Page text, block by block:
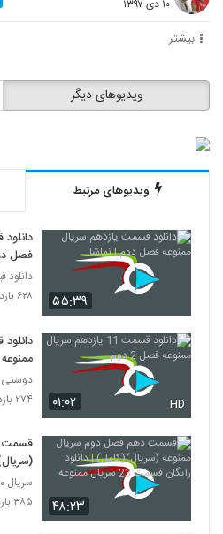
۱۰ دی ۱۳۹۷
بیشتر
ویدیوهای دیگر
ویدیوهای مرتبط
۵۵:۳۹
فصل
دانلود
۶۲۸ بازدید
۰۱:۰۲ HD
ممنوعه
دوستی
۲۷۴ بازدید
۴۸:۲۳
قسمت
23 سریال ممنوعه
سریال
۳۸۵ بازدید